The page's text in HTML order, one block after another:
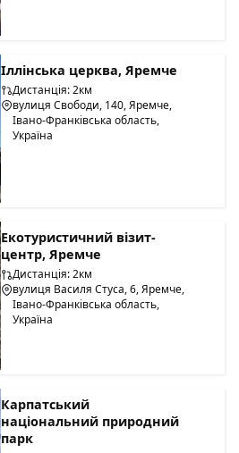
Іллінська церква, Яремче
Дистанція: 2км
вулиця Свободи, 140, Яремче,
Івано-Франківська область,
Україна
Екотуристичний візит-
центр, Яремче
Дистанція: 2км
вулиця Василя Стуса, 6, Яремче,
Івано-Франківська область,
Україна
Карпатський
національний природний
парк